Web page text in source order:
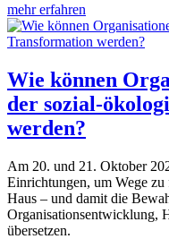
mehr erfahren
Wie können
der sozial-
werden?
Am 20. und 21. Oktober
Einrichtungen, um Wege zu
Haus – und damit die
Organisationsentwicklung,
übersetzen.